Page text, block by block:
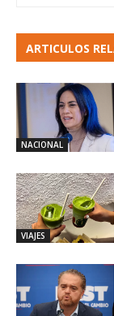
ARTICULOS
NACIONAL
VIAJES